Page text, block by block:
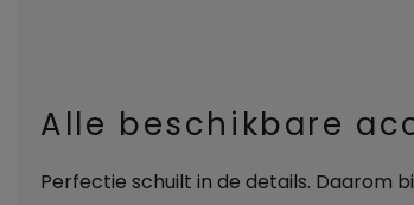
Alle beschikbare
Perfectie schuilt in de details. Daarom